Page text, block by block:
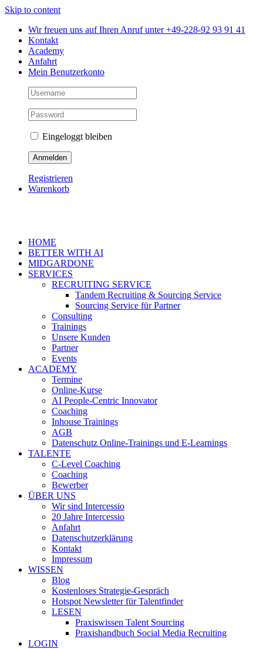
Skip to content
Wir freuen uns auf Ihren Anruf unter +49-228-92 93 91 41
Kontakt
Academy
Anfahrt
Mein Benutzerkonto
Eingeloggt bleiben
Registrieren
Warenkorb
HOME
BETTER WITH AI
MIDGARDONE
SERVICES
RECRUITING SERVICE
Tandem Recruiting & Sourcing Service
Sourcing Service für Partner
Consulting
Trainings
Unsere Kunden
Partner
Events
ACADEMY
Termine
Online-Kurse
AI People-Centric Innovator
Coaching
Inhouse Trainings
AGB
Datenschutz Online-Trainings und E-Learnings
TALENTE
C-Level Coaching
Coaching
Bewerber
ÜBER UNS
Wir sind Intercessio
20 Jahre Intercessio
Anfahrt
Datenschutzerklärung
Kontakt
Impressum
WISSEN
Blog
Kostenloses Strategie-Gespräch
Hotspot Newsletter für Talentfinder
LESEN
Praxiswissen Talent Sourcing
Praxishandbuch Social Media Recruiting
LOGIN